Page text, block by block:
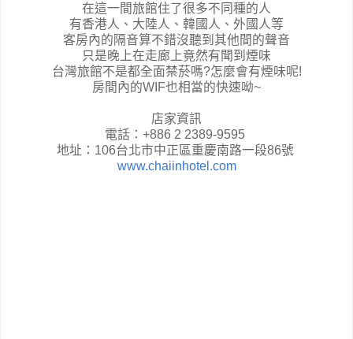
在這一間旅館住了很多不同種的人
有香港人、大陸人、韓國人、外國人等
客房內的隔音算不錯沒聽到其他間的聲音
只是晚上在走廊上竟然有聞到煙味
台灣旅館不是都全面禁菸嗎?怎麼會有煙味呢!
房間內的WIF也相當的快速呦~
店家資訊
電話：+886 2 2389-9595
地址：106台北市中正區重慶南路一段86號
www.chaiinhotel.com